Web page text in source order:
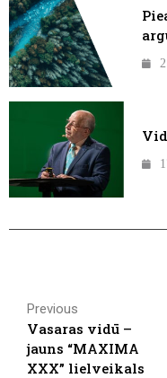
Previous
Vasaras vidū –
jauns “MAXIMA
XXX” lielveikals